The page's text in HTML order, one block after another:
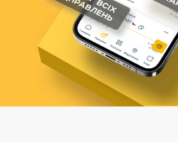
Страхові
Каталог